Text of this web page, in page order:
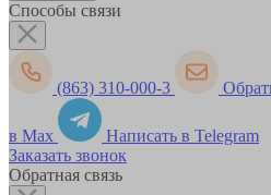
Способы связи
(863) 310-000-3
в Max
Написать в Telegram
Заказать звонок
Обратная связь